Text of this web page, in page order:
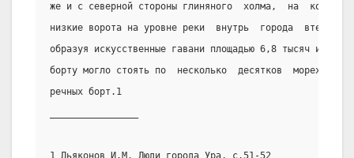
же и с северной стороны глиняного  холма,  на
низкие ворота на уровне реки  внутрь  города
образуя искусственные гавани площадью 6,8 тысяч и 16
борту могло стоять по  несколько  десятков
речных борт.1
1 Дьяконов И.М. Люди города Ура, с.51-52